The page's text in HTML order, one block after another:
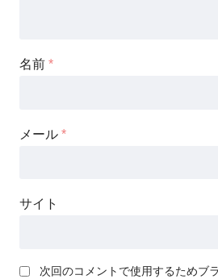
名前 *
メール *
サイト
次回のコメントで使用するためブ